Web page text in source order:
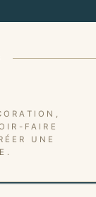
FAIRE
UNE